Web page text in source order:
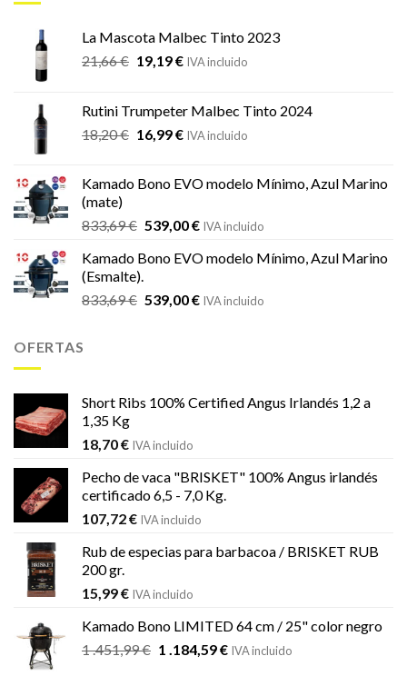
La Mascota Malbec Tinto 2023
21,66€ El
era:
21,66 €.
19,19€El
es:
19,19 €.
IVA incluido
Rutini Trumpeter Malbec Tinto 2024
18,20€ El
era:
16,99€El
es:
IVA incluido
Kamado Bono EVO modelo Mínimo, Azul Marino
(mate)
833,69€ El
original
era:
833,69 €.
539,00€El
actual
539,00 €.
IVA incluido
Kamado Bono EVO modelo Mínimo, Azul Marino
(Esmalte).
833,69€ El
539,00€ElIVA incluido
OFERTAS
Short Ribs 100% Certified Angus Irlandés 1,2 a
1,35 Kg
18,70€ IVA incluido
Pecho de vaca "BRISKET" 100% Angus irlandés
certificado 6,5 - 7,0 Kg.
107,72€ IVA incluido
Rub de especias para barbacoa / BRISKET RUB
200 gr.
15,99€ IVA incluido
Kamado Bono LIMITED 64 cm / 25" color negro
1 .451,99€ El
1 .184,59€ElIVA incluido